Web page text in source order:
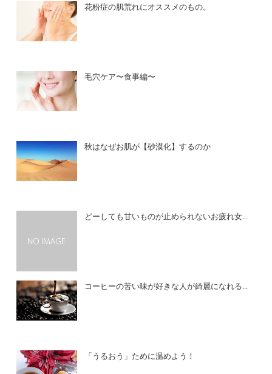
花粉症の肌荒れにオススメのもの。
毛穴ケア〜食事編〜
秋はなぜお肌が【砂漠化】するのか
どーしても甘いものが止められないお疲れ女...
コーヒーの苦い味が好きな人が綺麗になれる...
「うるおう」ために温めよう！